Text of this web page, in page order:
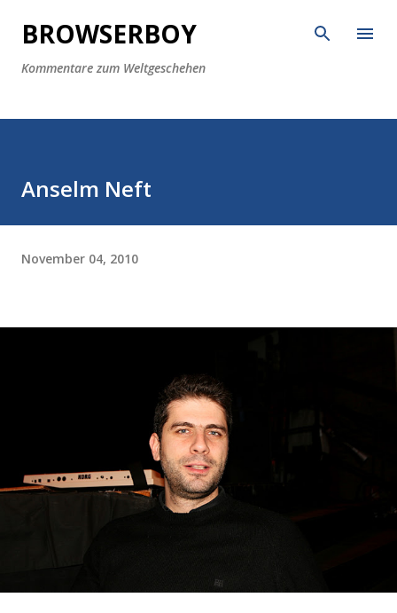
Direkt zum Hauptbereich
BROWSERBOY
Kommentare zum Weltgeschehen
Anselm Neft
November 04, 2010